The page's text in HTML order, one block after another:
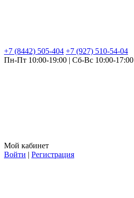
+7 (8442) 505-404 +7 (927) 510-54-04
Пн-Пт 10:00-19:00 | Сб-Вс 10:00-17:00
Мой кабинет
Войти | Регистрация